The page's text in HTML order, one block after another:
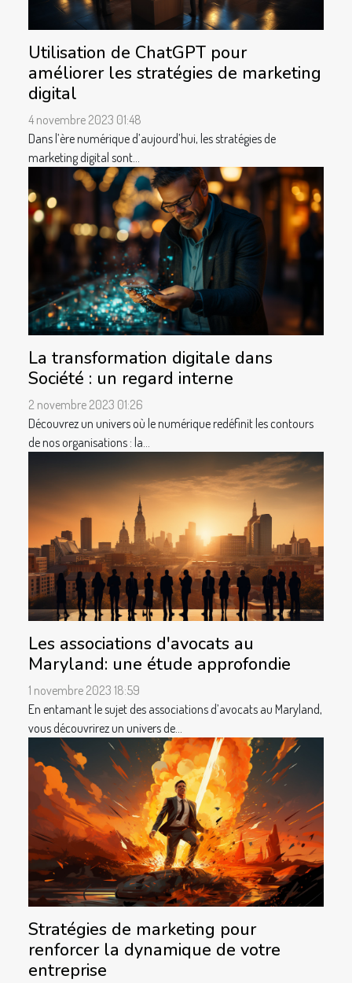
Utilisation de ChatGPT pour
améliorer les stratégies de marketing
digital
4 novembre 2023 01:48
Dans l’ère numérique d’aujourd’hui, les stratégies de
marketing digital sont...
La transformation digitale dans
Société : un regard interne
2 novembre 2023 01:26
Découvrez un univers où le numérique redéfinit les contours
de nos organisations : la...
Les associations d'avocats au
Maryland: une étude approfondie
1 novembre 2023 18:59
En entamant le sujet des associations d’avocats au Maryland,
vous découvrirez un univers de...
Stratégies de marketing pour
renforcer la dynamique de votre
entreprise